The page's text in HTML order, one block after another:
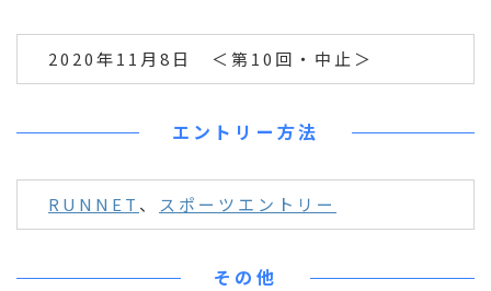
2020年11月8日 ＜第10回・中止＞
エントリー方法
RUNNET 、 スポーツエントリー
その他